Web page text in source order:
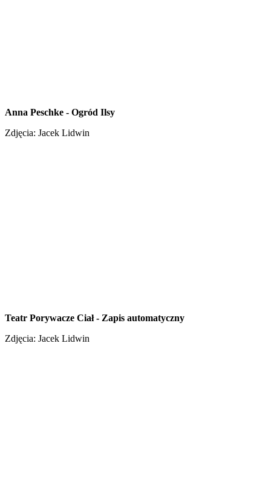
Anna Peschke - Ogród Ilsy
Zdjęcia: Jacek Lidwin
Teatr Porywacze Ciał - Zapis automatyczny
Zdjęcia: Jacek Lidwin